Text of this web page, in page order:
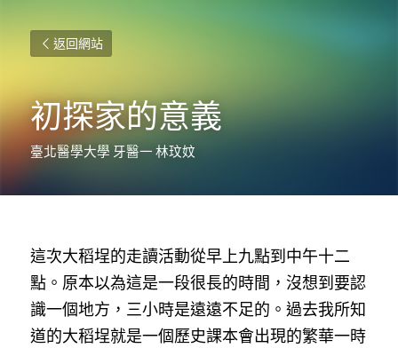
返回網站
初探家的意義
臺北醫學大學 牙醫一 林玟妏
這次大稻埕的走讀活動從早上九點到中午十二
點。原本以為這是一段很長的時間，沒想到要認
識一個地方，三小時是遠遠不足的。過去我所知
道的大稻埕就是一個歷史課本會出現的繁華一時